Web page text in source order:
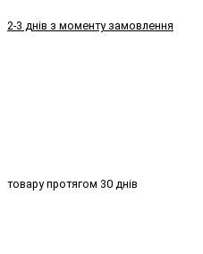
2-3 днів з моменту замовлення
товару протягом 30 днів